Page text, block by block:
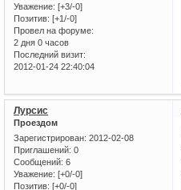
Уважение: [+3/-0]
Позитив: [+1/-0]
Провел на форуме:
2 дня 0 часов
Последний визит:
2012-01-24 22:40:04
Лурсис
Проездом
Зарегистрирован: 2012-02-08
Приглашений: 0
Сообщений: 6
Уважение: [+0/-0]
Позитив: [+0/-0]